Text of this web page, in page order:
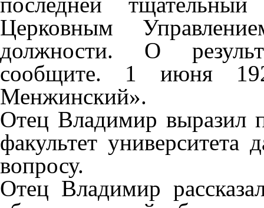
Церковным
должности. О
сообщите. 1 июня
Менжинский».
Отец Владимир выразил
факультет
вопросу.
Отец Владимир